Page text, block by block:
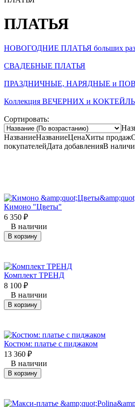
ПЛАТЬЯ
НОВОГОДНИЕ ПЛАТЬЯ больших
СВАДЕБНЫЕ ПЛАТЬЯ
ПРАЗДНИЧНЫЕ, НАРЯДНЫЕ и
Коллекция ВЕЧЕРНИХ и
Сортировать:
НазваниеНазваниеЦенаХиты продаж
покупателейДата добавленияВ
Кимоно "Цветы"
6 350 ₽
В наличии
В корзину
Комплект ТРЕНД
8 100 ₽
В наличии
В корзину
Костюм: платье с пиджаком
13 360 ₽
В наличии
В корзину